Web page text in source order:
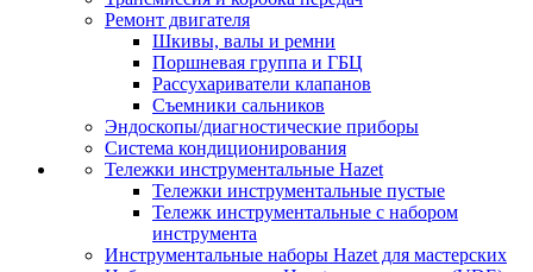
Ремонт двигателя
Шкивы, валы и ремни
Поршневая группа и ГБЦ
Рассухариватели клапанов
Съемники сальников
Эндоскопы/диагностические приборы
Система кондиционирования
Тележки инструментальные Hazet
Тележки инструментальные пустые
Тележк инструментальные с набором
инструмента
Инструментальные наборы Hazet для мастерских